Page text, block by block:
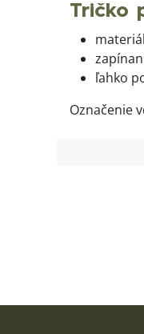
Tričko
ľahko
Označenie